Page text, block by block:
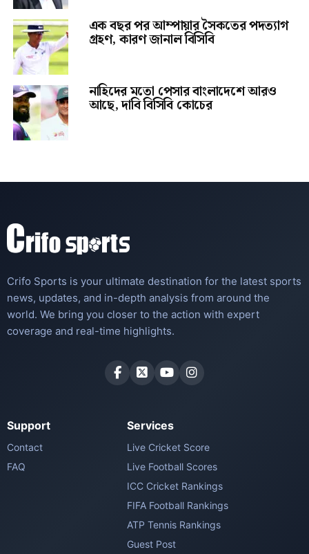
এক বছর পর আম্পায়ার সৈকতের পদত্যাগ
গ্রহণ, কারণ জানাল বিসিবি
নাহিদের মতো পেসার বাংলাদেশে আরও
আছে, দাবি বিসিবি কোচের
Crifo Sports is your ultimate destination for the latest sports
news, updates, and in-depth analysis from around the
world. We bring you closer to the action with expert
coverage and real-time highlights.
Support
Contact
FAQ
Services
Live Cricket Score
Live Football Scores
ICC Cricket Rankings
FIFA Football Rankings
ATP Tennis Rankings
Guest Post